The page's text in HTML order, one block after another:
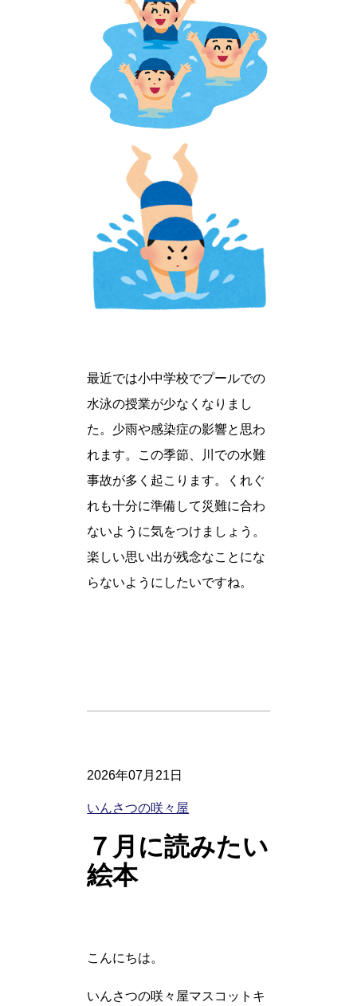
最近では小中学校でプールでの
水泳の授業が少なくなりまし
た。少雨や感染症の影響と思わ
れます。この季節、川での水難
事故が多く起こります。くれぐ
れも十分に準備して災難に合わ
ないように気をつけましょう。
楽しい思い出が残念なことにな
らないようにしたいですね。
2026年07月21日
いんさつの咲々屋
７月に読みたい
絵本
こんにちは。
いんさつの咲々屋マスコットキ